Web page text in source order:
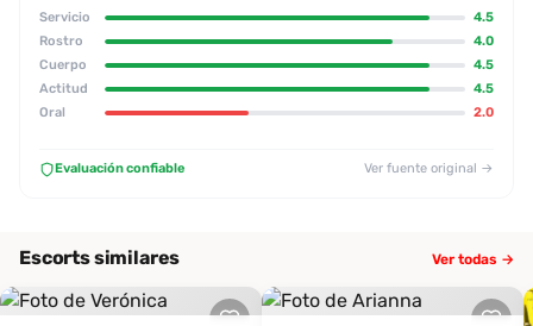
Servicio
4.5
Rostro
4.0
Cuerpo
4.5
Actitud
4.5
Oral
2.0
Evaluación confiable Ver fuente original →
Escorts similares Ver todas →